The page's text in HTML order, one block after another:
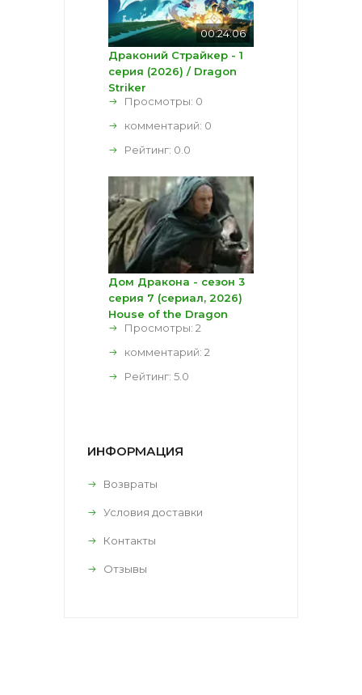
00:24:06
Драконий Страйкер - 1
серия (2026) / Dragon
Striker
Просмотры: 0
комментарий: 0
Рейтинг: 0.0
Дом Дракона - сезон 3
серия 7 (сериал, 2026)
House of the Dragon
Просмотры: 2
комментарий: 2
Рейтинг: 5.0
ИНФОРМАЦИЯ
Возвраты
Условия доставки
Контакты
Отзывы